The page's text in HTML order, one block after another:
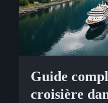
Guide
croisière